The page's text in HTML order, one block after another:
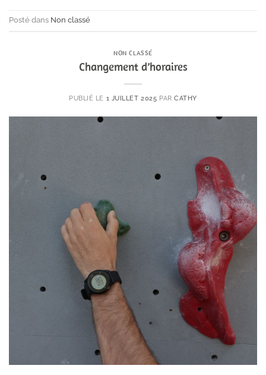
Posté dans Non classé
NON CLASSÉ
Changement d’horaires
PUBLIÉ LE 1 JUILLET 2025 PARCATHY